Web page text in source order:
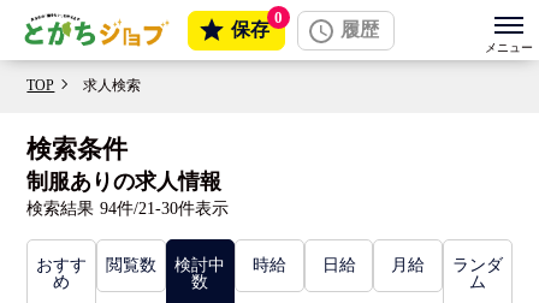
保存
0
履歴
TOP 求人検索
検索条件
制服ありの求人情報
検索結果 94件/21-30件表示
おすす
め
閲覧数
検討中
数
時給 日給 月給
ランダ
ム